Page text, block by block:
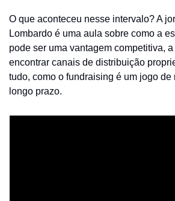
O que aconteceu nesse intervalo? A
Lombardo é uma aula sobre como a
pode ser uma vantagem competitiva,
encontrar canais de distribuição
tudo, como o fundraising é um jogo
longo prazo.